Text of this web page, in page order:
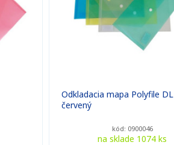
Odkladacia mapa Polyfile DL
červený
kód: 0900046
na sklade 1074 ks